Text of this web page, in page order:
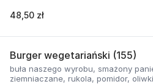
48,50 zł
Burger wegetariański (155)
buła naszego wyrobu, smażony
ziemniaczane, rukola, pomidor,